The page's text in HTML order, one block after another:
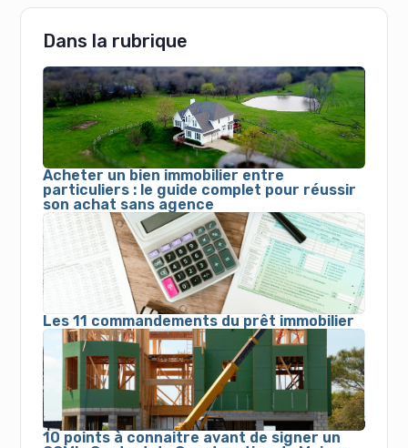
Dans la rubrique
Acheter un bien immobilier entre
particuliers : le guide complet pour réussir
son achat sans agence
Les 11 commandements du prêt immobilier
10 points à connaitre avant de signer un